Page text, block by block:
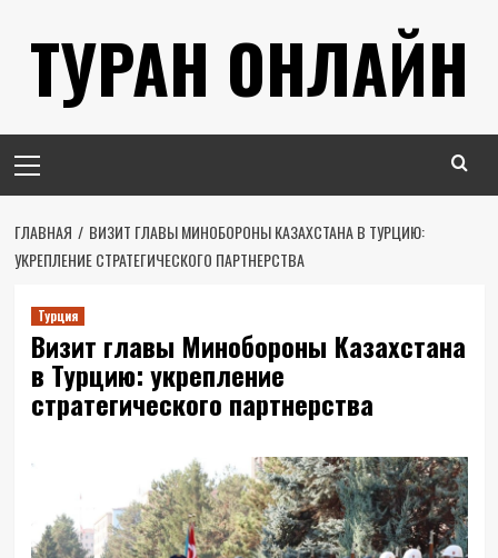
содержимому
ТУРАН ОНЛАЙН
меню
ГЛАВНАЯ
ВИЗИТ ГЛАВЫ МИНОБОРОНЫ КАЗАХСТАНА В ТУРЦИЮ:
УКРЕПЛЕНИЕ СТРАТЕГИЧЕСКОГО ПАРТНЕРСТВА
Турция
Визит главы Минобороны Казахстана
в Турцию: укрепление
стратегического партнерства